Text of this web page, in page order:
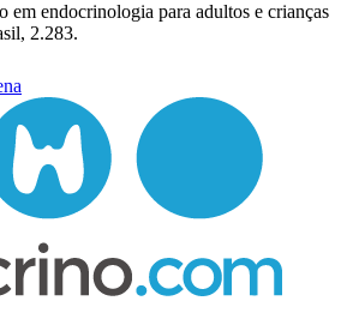
em endocrinologia para adultos e crianças
2.283.